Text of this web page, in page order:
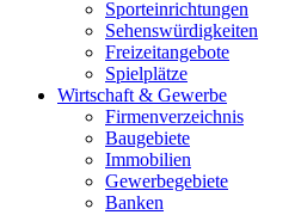
Sporteinrichtungen
Sehenswürdigkeiten
Freizeitangebote
Spielplätze
Wirtschaft & Gewerbe
Firmenverzeichnis
Baugebiete
Immobilien
Gewerbegebiete
Banken